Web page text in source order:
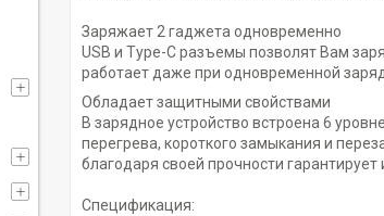
Заряжает 2 гаджета одновременно
USB и Type-C разъемы позволят Вам
работает даже при одновременной
Обладает защитными свойствами
В зарядное устройство встроена 6
перегрева, короткого замыкания и
благодаря своей прочности гарантирует
Спецификация: